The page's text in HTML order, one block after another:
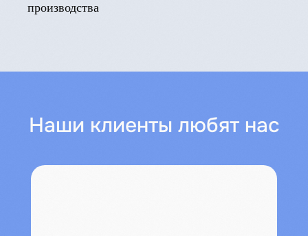
производства
Наши клиенты любят нас